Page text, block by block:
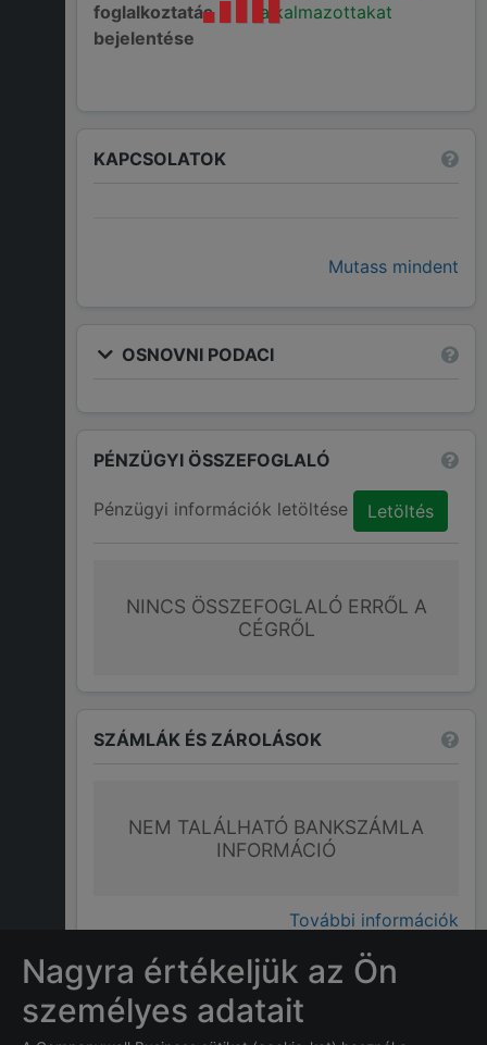
foglalkoztatás
bejelentése
alkalmazottakat
KAPCSOLATOK
Mutass mindent
OSNOVNI PODACI
PÉNZÜGYI ÖSSZEFOGLALÓ
Pénzügyi információk letöltése Letöltés
NINCS ÖSSZEFOGLALÓ ERRŐL A
CÉGRŐL
SZÁMLÁK ÉS ZÁROLÁSOK
NEM TALÁLHATÓ BANKSZÁMLA
INFORMÁCIÓ
További információk
GYAKRAN ISMÉTELT KÉRDÉSEK
Nagyra értékeljük az Ön
személyes adatait